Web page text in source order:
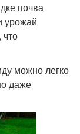
почва
урожай
можно легко
даже